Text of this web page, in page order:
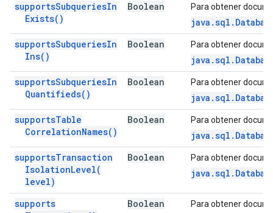
supportsSubqueriesIn
Exists( )
Boolean Para obtener
supportsSubqueriesIn
Ins( )
Boolean Para obtener
supportsSubqueriesIn
Quantifieds( )
Boolean Para obtener
supportsTable
CorrelationNames( )
Boolean Para obtener
supportsTransaction
IsolationLevel(
level)
Boolean Para obtener
supports
Boolean Para obtener